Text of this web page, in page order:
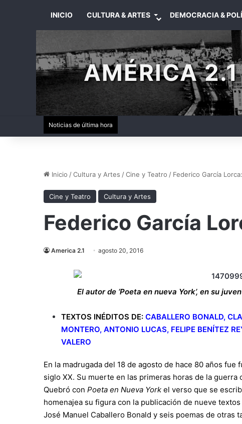
INICIO CULTURA & ARTES DEMOCRACIA &
AMÉRICA 2.1
Noticias de última hora
Inicio /Cultura y Artes /Cine y Teatro / Federico García
Cine y Teatro Cultura y Artes
Federico García
America 2.1 agosto 20, 2016
El autor de ‘Poeta en nueva York’, en su
TEXTOS INÉDITOS DE: CABALLERO BONALD,
MONTERO, ANTONIO LUCAS, FELIPE BENÍTEZ
VALERO
En la madrugada del 18 de agosto de hace 80 años
siglo XX. Su muerte en las primeras horas de la
Quebró con Poeta en Nueva York el verso que se
homenajea su figura con la publicación de nueve
José Manuel Caballero Bonald y seis poemas de otras